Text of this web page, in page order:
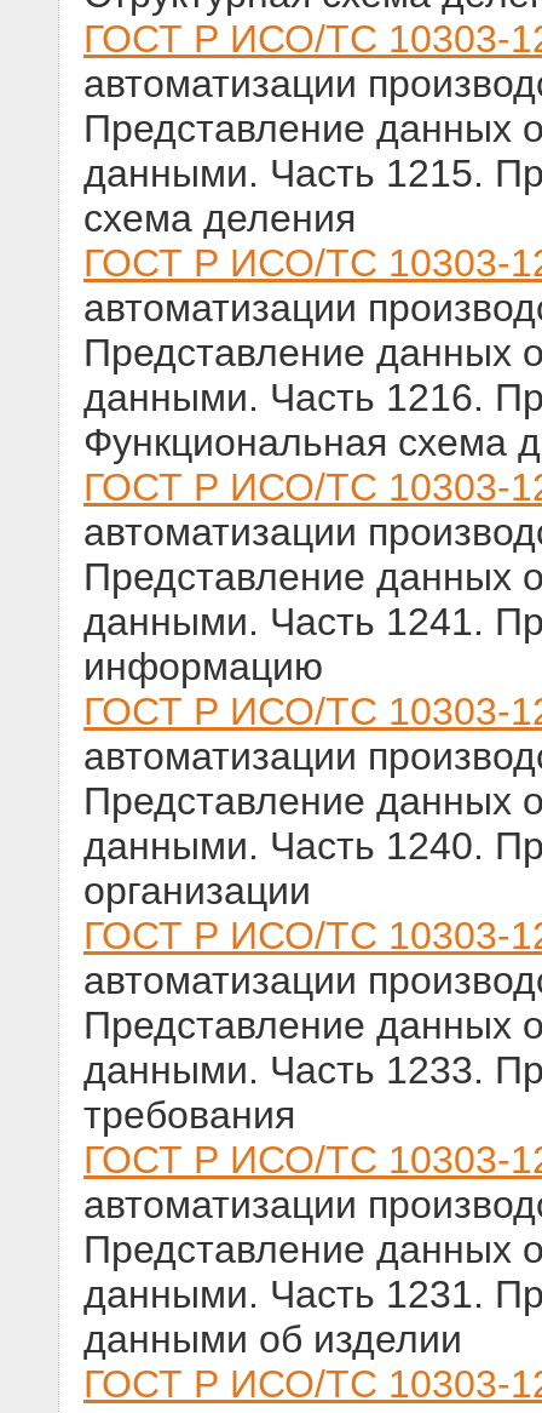
ГОСТ Р ИСО/ТС 10303-
автоматизации
Представление данных
данными. Часть 1215.
схема деления
ГОСТ Р ИСО/ТС 10303-
автоматизации
Представление данных
данными. Часть 1216.
Функциональная схема
ГОСТ Р ИСО/ТС 10303-
автоматизации
Представление данных
данными. Часть 1241.
информацию
ГОСТ Р ИСО/ТС 10303-
автоматизации
Представление данных
данными. Часть 1240.
организации
ГОСТ Р ИСО/ТС 10303-
автоматизации
Представление данных
данными. Часть 1233.
требования
ГОСТ Р ИСО/ТС 10303-
автоматизации
Представление данных
данными. Часть 1231.
данными об изделии
ГОСТ Р ИСО/ТС 10303-